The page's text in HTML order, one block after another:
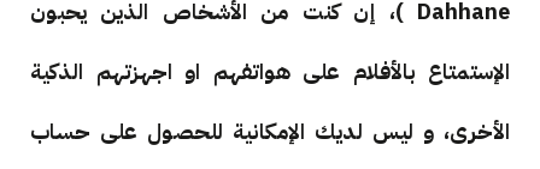
Dahhane )، إن كنت من الأشخاص الذين يحبون
الإستمتاع بالأفلام على هواتفهم او اجهزتهم الذكية
الأخرى، و ليس لديك الإمكانية للحصول على حساب